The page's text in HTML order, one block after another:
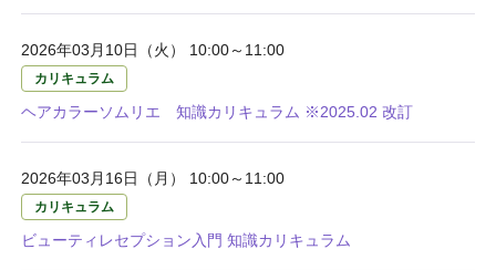
2026年03月10日（火） 10:00～11:00
カリキュラム
ヘアカラーソムリエ 知識カリキュラム ※2025.02 改訂
2026年03月16日（月） 10:00～11:00
カリキュラム
ビューティレセプション入門 知識カリキュラム